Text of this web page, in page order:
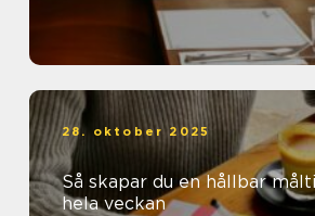
28. oktober 2025
Så skapar du en hållbar
hela veckan